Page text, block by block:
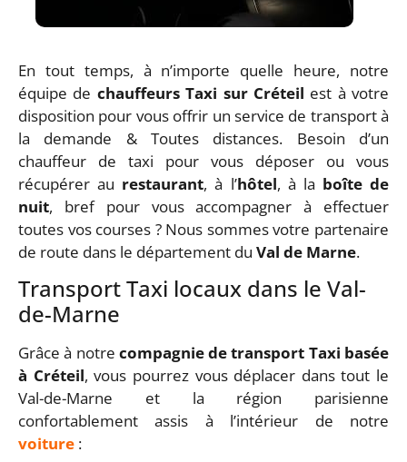
En tout temps, à n’importe quelle heure, notre
équipe de chauffeurs Taxi sur Créteil est à votre
disposition pour vous offrir un service de transport à
la demande & Toutes distances. Besoin d’un
chauffeur de taxi pour vous déposer ou vous
récupérer au restaurant, à l’hôtel, à la boîte de
nuit, bref pour vous accompagner à effectuer
toutes vos courses ? Nous sommes votre partenaire
de route dans le département du Val de Marne.
Transport Taxi locaux dans le Val-
de-Marne
Grâce à notre compagnie de transport Taxi basée
à Créteil, vous pourrez vous déplacer dans tout le
Val-de-Marne et la région parisienne
confortablement assis à l’intérieur de notre
voiture :